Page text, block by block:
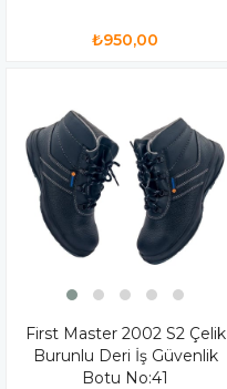
₺950,00
First Master 2002 S2 Çelik
Burunlu Deri İş Güvenlik
Botu No:41